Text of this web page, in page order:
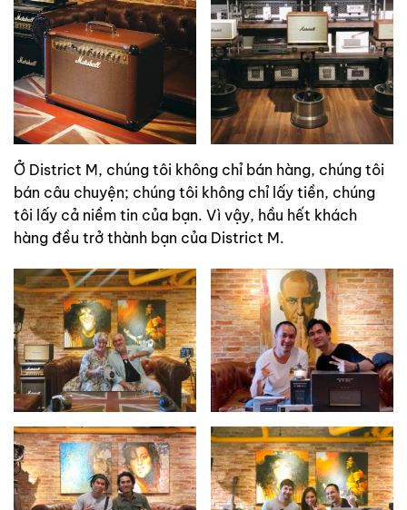
Ở District M, chúng tôi không chỉ bán hàng, chúng tôi
bán câu chuyện; chúng tôi không chỉ lấy tiền, chúng
tôi lấy cả niềm tin của bạn. Vì vậy, hầu hết khách
hàng đều trở thành bạn của District M.